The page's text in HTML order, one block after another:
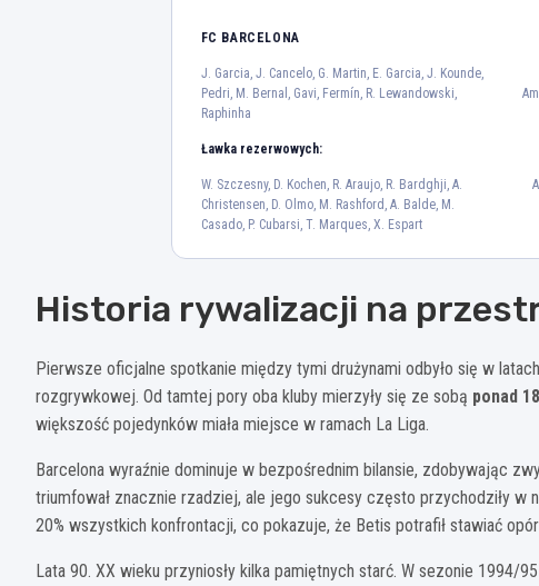
2
Pedri
8
23 16
14
S. Amrabat
A. Ezzalzouli A. Fidalgo
20
FC BARCELONA
J. Garcia, J. Cancelo, G. Martin, E. Garcia, J. Kounde,
Pedri, M. Bernal, Gavi, Fermín, R. Lewandowski,
Raphinha
Ławka rezerwowych:
W. Szczesny, D. Kochen, R. Araujo, R. Bardghji, A.
Christensen, D. Olmo, M. Rashford, A. Balde, M.
Casado, P. Cubarsi, T. Marques, X. Espart
Historia rywalizacji na
Pierwsze oficjalne spotkanie między tymi drużynami odbyło się w
rozgrywkowej. Od tamtej pory oba kluby mierzyły się ze sobą ponad
większość pojedynków miała miejsce w ramach La Liga.
Barcelona wyraźnie dominuje w bezpośrednim bilansie, zdobywając
triumfował znacznie rzadziej, ale jego sukcesy często przychodziły w
20% wszystkich konfrontacji, co pokazuje, że Betis potrafił stawiać
Lata 90. XX wieku przyniosły kilka pamiętnych starć. W sezonie 1994/